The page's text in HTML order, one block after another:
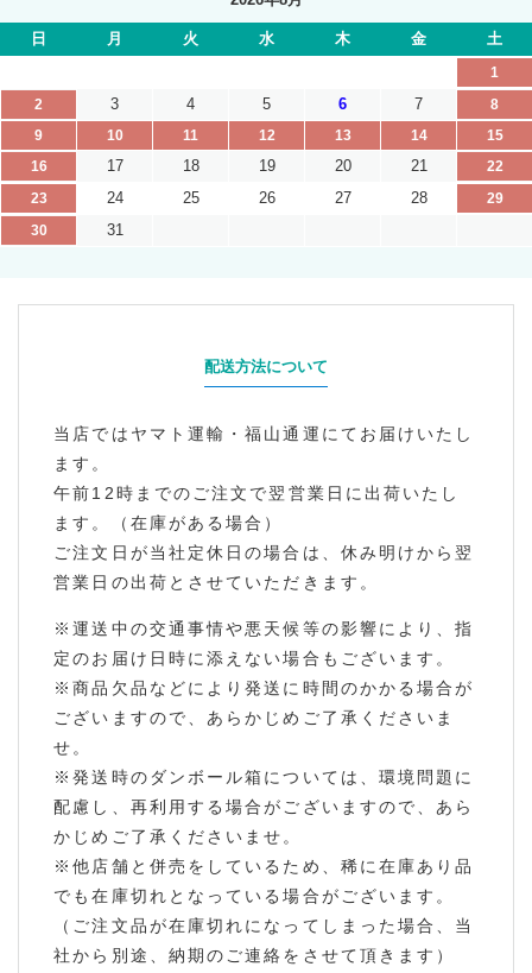
日 月 火 水 木 金 土
1
2
3 4 5 6 7
8
9
10 11 12 13 14
15
16
17 18 19 20 21
22
23
24 25 26 27 28
29
30
31
配送方法について
当店ではヤマト運輸・福山通運にてお届けいたし
ます。
午前12時までのご注文で翌営業日に出荷いたし
ます。（在庫がある場合）
ご注文日が当社定休日の場合は、休み明けから翌
営業日の出荷とさせていただきます。
※運送中の交通事情や悪天候等の影響により、指
定のお届け日時に添えない場合もございます。
※商品欠品などにより発送に時間のかかる場合が
ございますので、あらかじめご了承くださいま
せ。
※発送時のダンボール箱については、環境問題に
配慮し、再利用する場合がございますので、あら
かじめご了承くださいませ。
※他店舗と併売をしているため、稀に在庫あり品
でも在庫切れとなっている場合がございます。
（ご注文品が在庫切れになってしまった場合、当
社から別途、納期のご連絡をさせて頂きます）